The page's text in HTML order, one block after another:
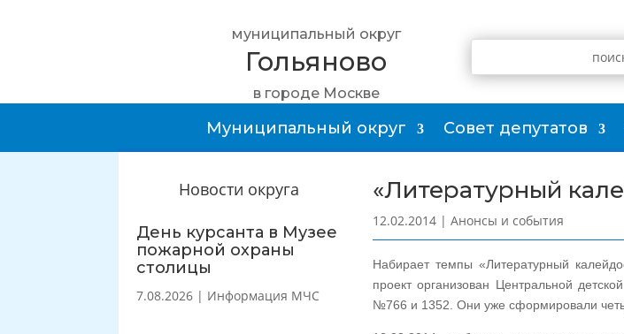
муниципальный округ
Гольяново
в городе Москве
Муниципальный округ Совет депутатов
Новости округа
День курсанта в Музее
пожарной охраны
столицы
7.08.2026 | Информация МЧС
«Литературный
12.02.2014| Анонсы и события
Набирает темпы «Литературный
проект организован Центральной
№766 и 1352. Они уже сформировали